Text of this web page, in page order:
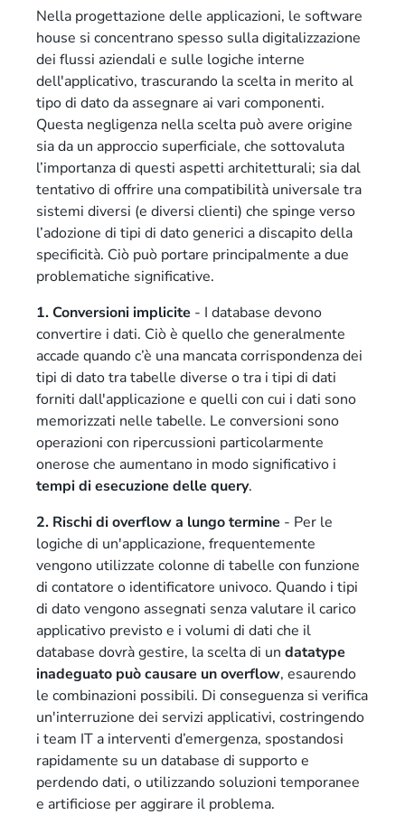
Nella progettazione delle applicazioni, le software
house si concentrano spesso sulla digitalizzazione
dei flussi aziendali e sulle logiche interne
dell'applicativo, trascurando la scelta in merito al
tipo di dato da assegnare ai vari componenti.
Questa negligenza nella scelta può avere origine
sia da un approccio superficiale, che sottovaluta
l’importanza di questi aspetti architetturali; sia dal
tentativo di offrire una compatibilità universale tra
sistemi diversi (e diversi clienti) che spinge verso
l’adozione di tipi di dato generici a discapito della
specificità. Ciò può portare principalmente a due
problematiche significative.
1. Conversioni implicite - I database devono
convertire i dati. Ciò è quello che generalmente
accade quando c’è una mancata corrispondenza dei
tipi di dato tra tabelle diverse o tra i tipi di dati
forniti dall'applicazione e quelli con cui i dati sono
memorizzati nelle tabelle. Le conversioni sono
operazioni con ripercussioni particolarmente
onerose che aumentano in modo significativo i
tempi di esecuzione delle query.
2. Rischi di overflow a lungo termine - Per le
logiche di un'applicazione, frequentemente
vengono utilizzate colonne di tabelle con funzione
di contatore o identificatore univoco. Quando i tipi
di dato vengono assegnati senza valutare il carico
applicativo previsto e i volumi di dati che il
database dovrà gestire, la scelta di un datatype
inadeguato può causare un overflow, esaurendo
le combinazioni possibili. Di conseguenza si verifica
un'interruzione dei servizi applicativi, costringendo
i team IT a interventi d’emergenza, spostandosi
rapidamente su un database di supporto e
perdendo dati, o utilizzando soluzioni temporanee
e artificiose per aggirare il problema.